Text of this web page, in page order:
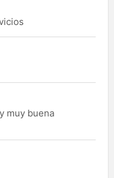
muy buena